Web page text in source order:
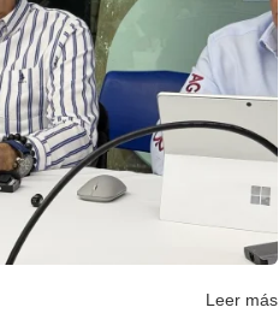
del Distri...
nacional del partido pospuso
Leer más